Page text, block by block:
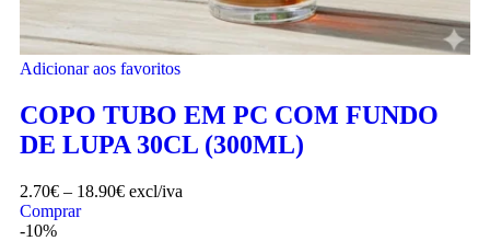
Adicionar aos favoritos
COPO TUBO EM PC COM FUNDO
DE LUPA 30CL (300ML)
2.70€ – 18.90€ excl/iva
Comprar
-10%